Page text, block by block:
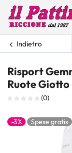
Indietro
Risport
Ruote Giotto
(0)
-3% Spese gratis